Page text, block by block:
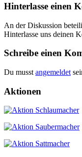
Hinterlasse einen
An der Diskussion
Hinterlasse uns deinen
Schreibe einen
Du musst angemeldet
Aktionen